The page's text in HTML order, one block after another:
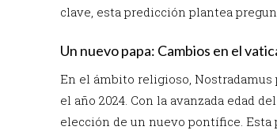
clave, esta predicción plantea
Un nuevo papa: Cambios en el
En el ámbito religioso,
el año 2024. Con la avanzada edad
elección de un nuevo pontífice.